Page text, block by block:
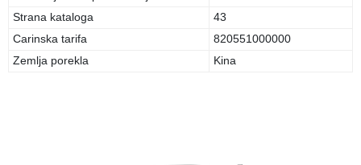
Strana kataloga
43
Carinska tarifa
820551000000
Zemlja porekla
Kina